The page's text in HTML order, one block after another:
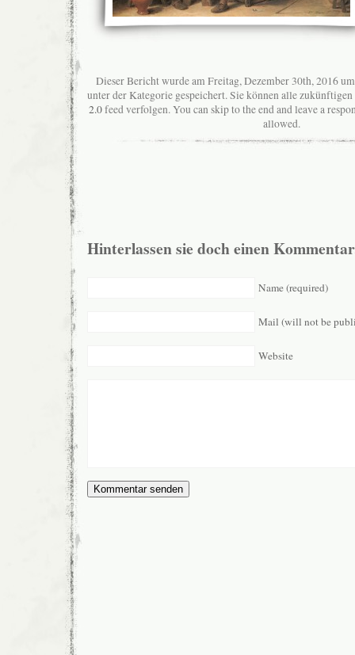
Dieser Bericht wurde am Freitag, Dezember 30th, 2016
unter der Kategorie gespeichert. Sie können alle
2.0feed verfolgen. You can skip to the end and leave a
allowed.
Hinterlassen sie doch einen
Name (required)
Mail (will not be
Website